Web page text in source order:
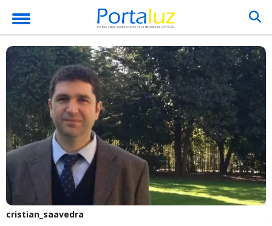
cristian_saavedra